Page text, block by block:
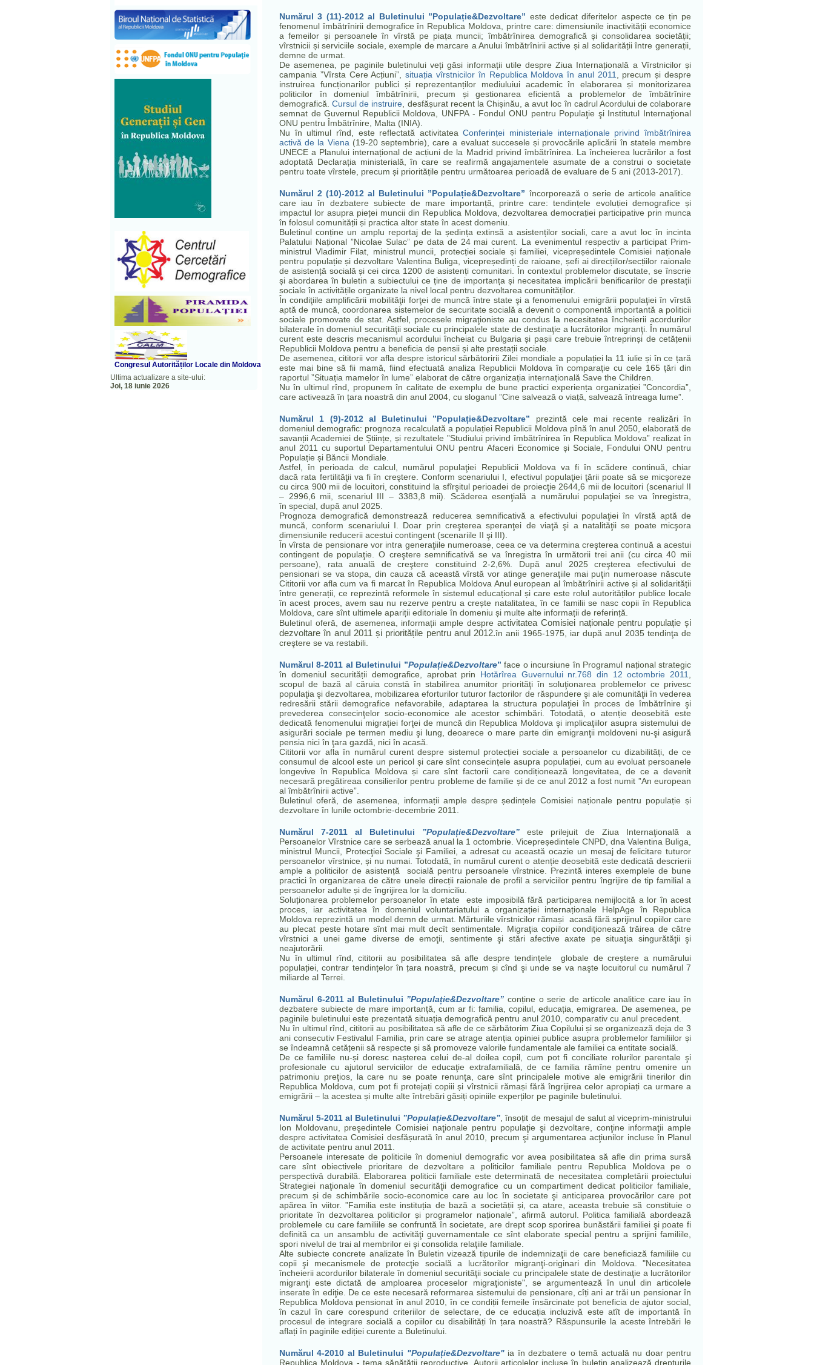
Congresul Autorităților Locale din Moldova
Ultima actualizare a site-ului:
Joi, 18 iunie 2026
Numărul 3 (11)-2012 al Buletinului ”Populație&Dezvoltare” este dedicat diferitelor aspecte ce țin pe
fenomenul îmbătrînirii demografice în Republica Moldova, printre care: dimensiunile inactivității economice
a femeilor și persoanele în vîrstă pe piața muncii; îmbătrînirea demografică și consolidarea societății;
vîrstnicii și serviciile sociale, exemple de marcare a Anului îmbătrînirii active și al solidarității între generații,
demne de urmat.
De asemenea, pe paginile buletinului veți găsi informații utile despre Ziua Internațională a Vîrstnicilor și
campania ”Vîrsta Cere Acțiuni”,situația vîrstnicilor în Republica Moldova în anul 2011
, precum și despre
instruirea funcționarilor publici și reprezentanților mediuluiui academic în elaborarea și monitorizarea
politicilor în domeniul îmbătrînirii, precum și gestionarea eficientă a problemelor de îmbătrînire
demografică.Cursul de instruire , desfășurat recent la Chișinău, a avut loc în cadrul Acordului de colaborare
semnat de Guvernul Republicii Moldova, UNFPA - Fondul ONU pentru Populaţie şi Institutul Internaţional
ONU pentru Îmbătrînire, Malta (INIA).
Nu în ultimul rînd, este reflectată activitateaConferinței ministeriale internaționale privind îmbătrînirea
activă de la Viena (19-20 septembrie), care a evaluat succesele și provocările aplicării în statele membre
UNECE a Planului internațional de acțiuni de la Madrid privind îmbătrînirea. La încheierea lucrărilor a fost
adoptată Declarația ministerială, în care se reafirmă angajamentele asumate de a construi o societate
pentru toate vîrstele, precum și prioritățile pentru următoarea perioadă de evaluare de 5 ani (2013-2017).
Numărul 2 (10)-2012 al Buletinului ”Populație&Dezvoltare” încorporează o serie de articole analitice
care iau în dezbatere subiecte de mare importanță, printre care: tendințele evoluției demografice și
impactul lor asupra pieței muncii din Republica Moldova, dezvoltarea democrației participative prin munca
în folosul comunității și practica altor state în acest domeniu.
Buletinul conține un amplu reportaj de la ședința extinsă a asistenților sociali, care a avut loc în incinta
Palatului Național ”Nicolae Sulac” pe data de 24 mai curent. La evenimentul respectiv a participat Prim-
ministrul Vladimir Filat, ministrul muncii, protecției sociale și familiei, vicepreședintele Comisiei naționale
pentru populație și dezvoltare Valentina Buliga, vicepreședinți de raioane, șefi ai direcțiilor/secțiilor raionale
de asistență socială și cei circa 1200 de asistenți comunitari.
În contextul problemelor discutate, se înscrie
și abordarea în buletin a subiectului ce ține de importanța și necesitatea implicării benificarilor de prestații
sociale în activitățile organizate la nivel local pentru dezvoltarea comunităților.
În condiţiile amplificării mobilităţii forţei de muncă între state şi a fenomenului emigrării populaţiei în vîrstă
aptă de muncă, coordonarea sistemelor de securitate socială a devenit o componentă importantă a politicii
sociale promovate de stat. Astfel, procesele migraţioniste au condus la necesitatea încheierii acordurilor
bilaterale în domeniul securităţii sociale cu principalele state de destinaţie a lucrătorilor migranţi. În numărul
curent este descris mecanismul acordului încheiat cu Bulgaria și pașii care trebuie întreprinși de cetățenii
Republicii Moldova pentru a beneficia de pensii și alte prestații sociale.
De asemenea,cititorii vor afla despre istoricul sărbătoririi Zilei mondiale a populației la 11 iulie și în ce țară
este mai bine să fii mamă, fiind efectuată analiza Republicii Moldova în comparație cu cele 165 țări din
raportul ”Situația mamelor în lume” elaborat de către organizația internațională Save the Children.
Nu în ultimul rînd, propunem în calitate de exemplu de bune practici experiența organizației ”Concordia”
care activează în țara noastră din anul 2004, cu sloganul ”Cine salvează o viață, salvează întreaga lume”.
Numărul 1 (9)-2012 al Buletinului ”Populație&Dezvoltare” prezintă cele mai recente realizări în
domeniul demografic: prognoza recalculată a populației Republicii Moldova pînă în anul 2050, elaborată de
savanții Academiei de Științe, și rezultatele ”Studiului privind îmbătrînirea în Republica Moldova” realizat în
anul 2011 cu suportul Departamentului ONU pentru Afaceri Economice și Sociale, Fondului ONU pentru
Populație și Băncii Mondiale.
Astfel, în perioada de calcul, numărul populaţiei Republicii Moldova va fi în scădere continuă, chiar
dacă rata fertilităţii va fi în creştere. Conform scenariului I, efectivul populaţiei ţării poate să se micşoreze
cu circa 900 mii de locuitori, constituind la sfîrşitul perioadei de proiecţie 2644,6 mii de locuitori (scenariul II
– 2996,6 mii, scenariul III – 3383,8 mii). Scăderea esenţială a numărului populaţiei se va înregistra,
în special, după anul 2025.
Prognoza demografică demonstrează reducerea semnificativă a efectivului populaţiei în vîrstă aptă de
muncă, conform scenariului I. Doar prin creşterea speranţei de viaţă şi a natalităţii se poate micşora
dimensiunile reducerii acestui contingent (scenariile II şi III).
În vîrsta de pensionare vor intra generaţiile numeroase, ceea ce va determina creşterea continuă a acestui
contingent de populaţie. O creştere semnificativă se va înregistra în următorii trei anii (cu circa 40 mii
persoane), rata anuală de creştere constituind 2-2,6%. După anul 2025 creşterea efectivului de
pensionari se va stopa, din cauza că această vîrstă vor atinge generaţiile mai puţin numeroase născute
Cititorii vor afla cum va fi marcat în Republica Moldova Anul european al îmbătrînirii active și al solidarității
între generații, ce reprezintă reformele în sistemul educațional și care este rolul autorităților publice locale
în acest proces, avem sau nu rezerve pentru a crește natalitatea, în ce familii se nasc copii în Republica
Moldova, care sînt ultimele apariții editoriale în domeniu și multe alte informații de referință.
Buletinul oferă, de asemenea, informații ample despre activitatea Comisiei naționale pentru populație și
dezvoltare în anul 2011 și prioritățile pentru anul 2012.în anii 1965-1975, iar după anul 2035 tendinţa de
creştere se va restabili.
Numărul 8-2011 al Buletinului ”Populație&Dezvoltare” face o incursiune în Programul național strategic
în domeniul securității demografice, aprobat prin Hotărîrea Guvernului nr.768 din 12 octombrie 2011
scopul de bază al căruia constă în stabilirea anumitor priorităţi în soluţionarea problemelor ce privesc
populaţia şi dezvoltarea, mobilizarea eforturilor tuturor factorilor de răspundere şi ale comunităţii în vederea
redresării stării demografice nefavorabile, adaptarea la structura populaţiei în proces de îmbătrînire şi
prevederea consecinţelor socio-economice ale acestor schimbări. Totodată, o atenție deosebită este
dedicată fenomenului migrației forţei de muncă din Republica Moldova şi implicaţiilor asupra sistemului de
asigurări sociale pe termen mediu şi lung, deoarece o mare parte din emigranţii moldoveni nu-şi asigură
pensia nici în ţara gazdă, nici în acasă.
Cititorii vor afla în numărul curent despre sistemul protecției sociale a persoanelor cu dizabilități, de ce
consumul de alcool este un pericol și care sînt consecințele asupra populației, cum au evoluat persoanele
longevive în Republica Moldova și care sînt factorii care condiționează longevitatea, de ce a devenit
necesară pregătireaa consilierilor pentru probleme de familie și de ce anul 2012 a fost numit ”An european
al îmbătrînirii active”.
Buletinul oferă, de asemenea, informații ample despre ședințele Comisiei naționale pentru populație și
dezvoltare în lunile octombrie-decembrie 2011.
Numărul 7-2011 al Buletinului ”Populație&Dezvoltare” este prilejuit de Ziua Internaţională a
Persoanelor Vîrstnice care se serbează anual la 1 octombrie. Vicepreședintele CNPD, dna Valentina Buliga,
ministrul Muncii, Protecţiei Sociale şi Familiei, a adresat cu această ocazie un mesaj de felicitare tuturor
persoanelor vîrstnice, și nu numai. Totodată, în numărul curent o atenție deosebită este dedicată descrierii
ample a politicilor de asistență socială pentru persoanele vîrstnice. Prezintă interes exemplele de bune
practici în organizarea de către unele direcții raionale de profil a serviciilor pentru îngrijire de tip familial a
persoanelor adulte și de îngrijirea lor la domiciliu
Soluționarea problemelor persoanelor în etate este imposibilă fără participarea nemijlocită a lor în acest
proces, iar activitatea în domeniul voluntariatului a organizației internaționale HelpAge în Republica
Moldova reprezintă un model demn de urmat. Mărturiile vîrstnicilor rămași acasă fără sprijinul copiilor care
au plecat peste hotare sînt mai mult decît sentimentale. Migraţia copiilor condiţionează trăirea de către
vîrstnici a unei game diverse de emoţii, sentimente şi stări afective axate pe situaţia singurătăţii şi
neajutorării
Nu în ultimul rînd, cititorii au posibilitatea să afle despre tendințele globale de creștere a numărului
populației, contrar tendințelor în țara noastră, precum și cînd şi unde se va naşte locuitorul cu numărul 7
miliarde al Terrei.
Numărul 6-2011 al Buletinului ”Populație&Dezvoltare” conține o serie de articole analitice care iau în
dezbatere subiecte de mare importanță, cum ar fi: familia, copilul, educația, emigrarea. De asemenea, pe
paginile buletinului este prezentată situația demografică pentru anul 2010, comparativ cu anul precedent.
Nu în ultimul rînd, cititorii au posibilitatea să afle de ce sărbătorim Ziua Copilului și se organizează deja de 3
ani consecutiv Festivalul Familia, prin care se atrage atenția opiniei publice asupra problemelor familiilor și
se îndeamnă cetățenii să respecte și să promoveze valorile fundamentale ale familiei ca entitate socială.
De ce familiile nu-și doresc nașterea celui de-al doilea copil, cum pot fi conciliate rolurilor parentale şi
profesionale cu ajutorul serviciilor de educaţie extrafamilială, de ce familia rămîne pentru omenire un
patrimoniu preţios, la care nu se poate renunţa, care sînt principalele motive ale emigrării tinerilor din
Republica Moldova, cum pot fi protejați copiii și vîrstnicii rămași fără îngrijirea celor apropiați ca urmare a
emigrării – la acestea și multe alte întrebări găsiți opiniile experților pe paginile buletinului.
Numărul 5-2011 al Buletinului ”Populație&Dezvoltare” , însoțit de mesajul de salut al viceprim-ministrului
Ion Moldovanu, preşedintele Comisiei naţionale pentru populaţie şi dezvoltare, conţine informaţii ample
despre activitatea Comisiei desfășurată în anul 2010, precum şi argumentarea acţiunilor incluse în Planul
de activitate pentru anul 2011.
Persoanele interesate de politicile în domeniul demografic vor avea posibilitatea să afle din prima sursă
care sînt obiectivele prioritare de dezvoltare a politicilor familiale pentru Republica Moldova pe o
perspectivă durabilă. Elaborarea politicii familiale este determinată de necesitatea completării proiectului
Strategiei naţionale în domeniul securităţii demografice cu un compartiment dedicat politicilor familiale,
precum și de schimbările socio-economice care au loc în societate şi anticiparea provocărilor care pot
apărea în viitor. ”Familia este instituția de bază a societății și, ca atare, aceasta trebuie să constituie o
prioritate în dezvoltarea politicilor și programelor naționale”, afirmă autorul. Politica familială abordează
problemele cu care familiile se confruntă în societate, are drept scop sporirea bunăstării familiei şi poate fi
definită ca un ansamblu de activităţi guvernamentale ce sînt elaborate special pentru a sprijini familiile,
spori nivelul de trai al membrilor ei şi consolida relaţiile familiale.
Alte subiecte concrete analizate în Buletin vizează tipurile de indemnizaţii de care beneficiază familiile cu
copii şi mecanismele de protecţie socială a lucrătorilor migranţi-originari din Moldova. "Necesitatea
încheierii acordurilor bilaterale în domeniul securităţii sociale cu principalele state de destinaţie a lucrătorilor
migranţi este dictată de amploarea proceselor migraţioniste", se argumentează în unul din articolele
inserate în ediţie. De ce este necesară reformarea sistemului de pensionare, cîți ani ar trăi un pensionar în
Republica Moldova pensionat în anul 2010, în ce condiții femeile însărcinate pot beneficia de ajutor social,
în cazul în care corespund criteriilor de selectare, de ce educația incluzivă este atît de importantă în
procesul de integrare socială a copiilor cu disabilități în țara noastră? Răspunsurile la aceste întrebări le
aflați în paginile ediției curente a Buletinului.
Numărul 4-2010 al Buletinului "Populație&Dezvoltare"ia în dezbatere o temă actuală nu doar pentru
Republica Moldova - tema sănătății reproductive. Autorii articolelor incluse în buletin analizează drepturile